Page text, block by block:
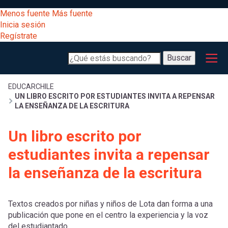
al
contenido
principal
[Educarchile
Escritorio]
Menú
entrar
a
mi
Menos fuente Más fuente
Inicia sesión
Regístrate
Buscar
Buscar
Menú
principal
Desarrollo
Expand
Gestión
curricular
Comunidad
Expand
Exploración
Expand
[Educarchile
sesión
Regístrate
Sobrescribir
enlaces
de
a
EDUCARCHILE
UN LIBRO ESCRITO POR ESTUDIANTES INVITA A REPENSAR
LA ENSEÑANZA DE LA ESCRITURA
Un libro escrito por
estudiantes invita a repensar
la enseñanza de la escritura
Textos creados por niñas y niños de Lota dan forma a una
publicación que pone en el centro la experiencia y la voz
registrarte.
Inicia sesión.